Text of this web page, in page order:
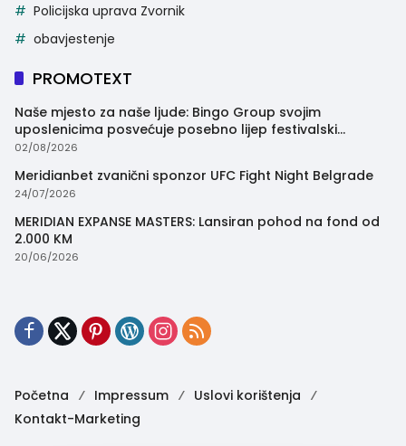
Policijska uprava Zvornik
obavjestenje
PROMOTEXT
Naše mjesto za naše ljude: Bingo Group svojim
uposlenicima posvećuje posebno lijep festivalski
trenutak
02/08/2026
Meridianbet zvanični sponzor UFC Fight Night Belgrade
24/07/2026
MERIDIAN EXPANSE MASTERS: Lansiran pohod na fond od
2.000 KM
20/06/2026
Početna Impressum
Uslovi korištenja
Kontakt-Marketing